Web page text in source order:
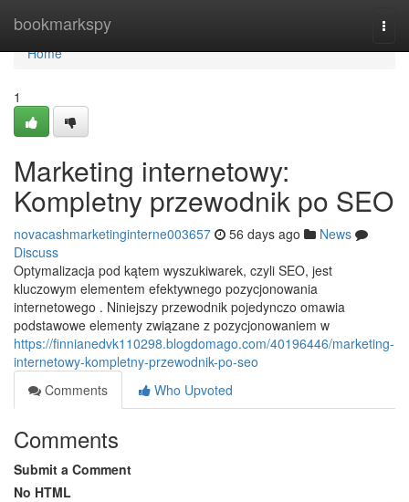
bookmarkspy
Home
Home
1
Marketing internetowy:
Kompletny przewodnik po SEO
novacashmarketinginterne003657 56 days ago
News
Discuss
Optymalizacja pod kątem wyszukiwarek, czyli SEO, jest
kluczowym elementem efektywnego pozycjonowania
internetowego . Niniejszy przewodnik pojedynczo omawia
podstawowe elementy związane z pozycjonowaniem w
https://finnianedvk110298.blogdomago.com/40196446/marketing-
internetowy-kompletny-przewodnik-po-seo
Comments
Who Upvoted
Comments
Submit a Comment
No HTML